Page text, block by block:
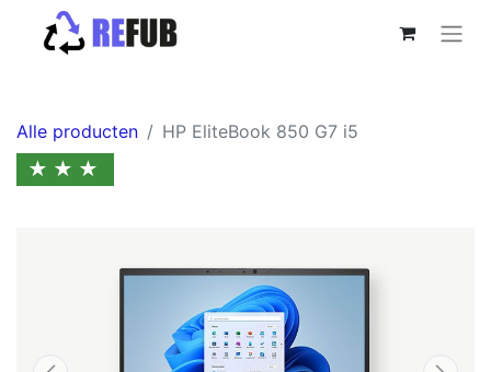
Alle producten HP EliteBook 850 G7 i5
★★★